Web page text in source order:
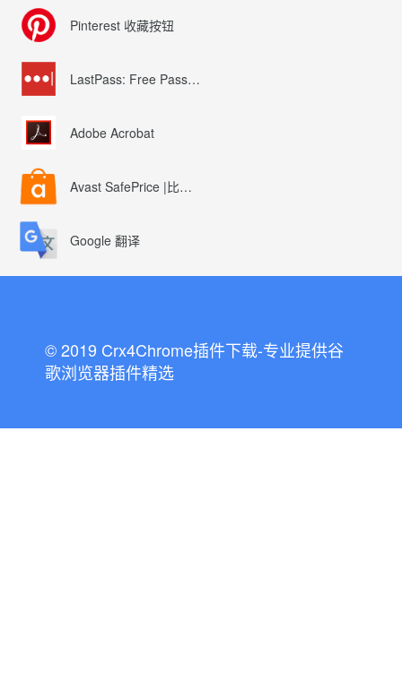
Pinterest 收藏按钮
LastPass: Free Password Manager
Adobe Acrobat
Avast SafePrice |比较、交易、优惠券
Google 翻译
© 2019 Crx4Chrome插件下载-专业提供谷
歌浏览器插件精选